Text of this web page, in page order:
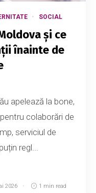
SOCIAL
și ce
înainte de
apelează la bone,
colaborări de
serviciul de
regl...
2026 1 min read